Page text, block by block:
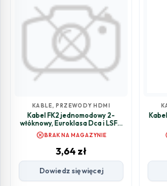
KABLE, PRZEWODY HDMI
Kabel FK2 jednomodowy 2-
włóknowy, Euroklasa Dca i LSFH
odporna na promieniowanie UV,
zewnętrzny - 500m (rolka
plastikowa)
cancelBRAK NA MAGAZYNIE
3,64 zł
Dowiedz się więcej